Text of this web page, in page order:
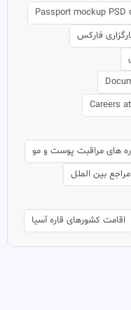
Passport mockup PSD
فارکس
Careers
های مراقبت پوست و مو
بین الملل
اقامت کشورهای قاره آسیا